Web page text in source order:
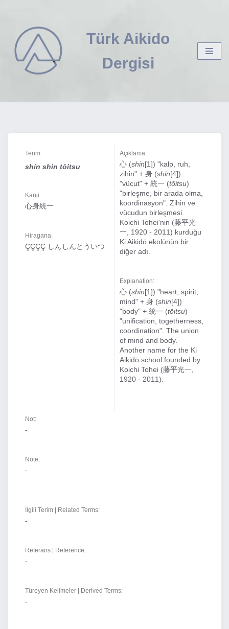
İçeriğe
geç
Türk Aikido
Dergisi
Terim:
shin shin tōitsu
Kanji:
心身統一
Hiragana:
ÇÇÇÇ しんしんとういつ
Açıklama:
心 (shin[1]) "kalp, ruh,
zihin" + 身 (shin[4])
"vücut" + 統一 (tōitsu)
"birleşme, bir arada olma,
koordinasyon". Zihin ve
vücudun birleşmesi.
Koichi Tohei'nin (藤平光
一, 1920 - 2011) kurduğu
Ki Aikidō ekolünün bir
diğer adı.
Explanation:
心 (shin[1]) "heart, spirit,
mind" + 身 (shin[4])
"body" + 統一 (tōitsu)
"unification, togetherness,
coordination". The union
of mind and body.
Another name for the Ki
Aikidō school founded by
Koichi Tohei (藤平光一,
1920 - 2011).
Not:
-
Note:
-
İlgili Terim | Related Terms:
-
Referans | Reference:
-
Türeyen Kelimeler | Derived Terms:
-